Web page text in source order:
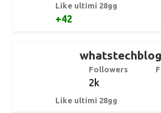
Like ultimi 28gg
+42
whatstechblog
Followers
2k
Like ultimi 28gg